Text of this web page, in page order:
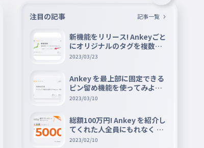
注目の記事 記事一覧
新機能をリリース! Ankeyごと
にオリジナルのタグを複数設
定できる『タグ機能』を紹介
2023/03/23
Ankey を最上部に固定できる
ピン留め機能を使ってみよう
📌
2023/03/10
総額100万円! Ankey を紹介し
てくれた人全員にもれなく A
mazon ギフト券 5000 円分を
2023/02/10